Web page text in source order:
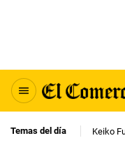
Temas del día Keiko